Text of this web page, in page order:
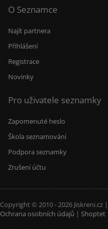
O Seznamce
Najít partnera
Přihlášení
Registrace
Novinky
Pro uživatele seznamky
Zapomenuté heslo
Škola seznamování
Podpora seznamky
Zrušení účtu
Copyright © 2010 - 2026 Jiskreni.cz |
Ochrana osobních údajů | Shoptet